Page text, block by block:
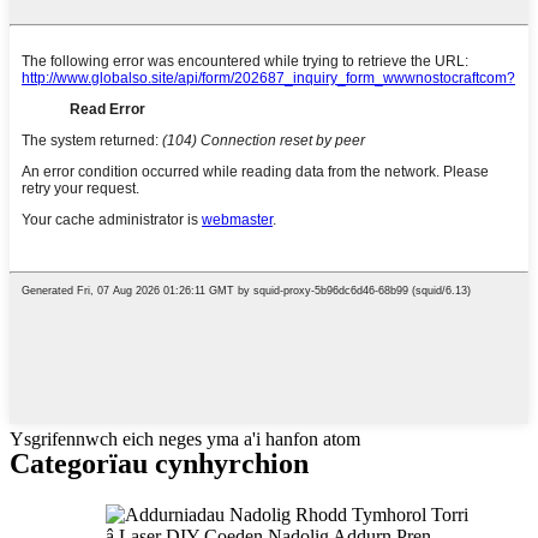
Ysgrifennwch eich neges yma a'i hanfon atom
Categorïau cynhyrchion